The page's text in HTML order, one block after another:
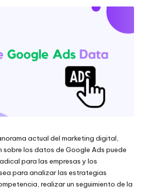
actual del marketing digital,
los datos de Google Ads puede
para las empresas y los
para analizar las estrategias
realizar un seguimiento de la